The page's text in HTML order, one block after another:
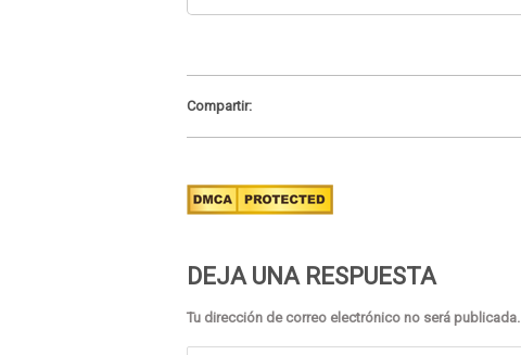
Compartir:
DEJA UNA RESPUESTA
Tu dirección de correo electrónico no será publicada.